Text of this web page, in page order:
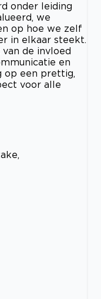
onder leiding
we
op hoe we zelf
in elkaar steekt.
de invloed
en
op een prettig,
voor alle